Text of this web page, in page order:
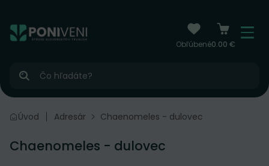
Obľúbené0.00 €
Menu
Hľadať
Úvod Adresár Chaenomeles - dulovec
Chaenomeles - dulovec